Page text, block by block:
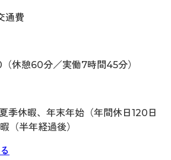
通費
休憩60分／実働7時間45分）
季休暇、年末年始（年間休日120日
（半年経過後）